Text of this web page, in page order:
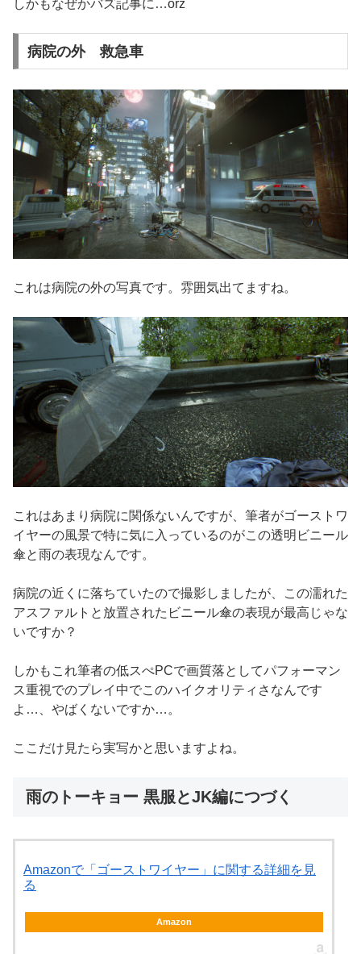
しかもなぜかバズ記事に…orz
病院の外 救急車
これは病院の外の写真です。雰囲気出てますね。
これはあまり病院に関係ないんですが、筆者がゴーストワ
イヤーの風景で特に気に入っているのがこの透明ビニール
傘と雨の表現なんです。
病院の近くに落ちていたので撮影しましたが、この濡れた
アスファルトと放置されたビニール傘の表現が最高じゃな
いですか？
しかもこれ筆者の低スぺPCで画質落としてパフォーマン
ス重視でのプレイ中でこのハイクオリティさなんです
よ…、やばくないですか…。
ここだけ見たら実写かと思いますよね。
雨のトーキョー 黒服とJK編につづく
Amazonで「ゴーストワイヤー」に関する詳細を見
る
Amazon